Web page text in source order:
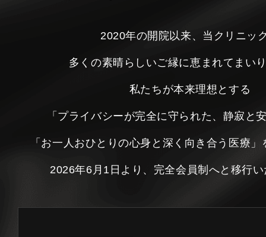
2020年の開院以来、当クリニッ
多くの素晴らしいご縁に恵まれてまい
私たちが本来理想とする
「プライバシーが完全に守られた、静寂と
「お一人おひとりの心身と深く向き合う医療
2026年6月1日より、完全会員制へと移行